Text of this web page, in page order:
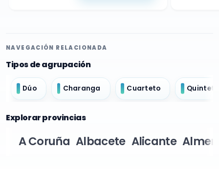
NAVEGACIÓN RELACIONADA
Tipos de agrupación
Dúo Charanga Cuarteto Quinteto
Explorar provincias
A Coruña Albacete Alicante